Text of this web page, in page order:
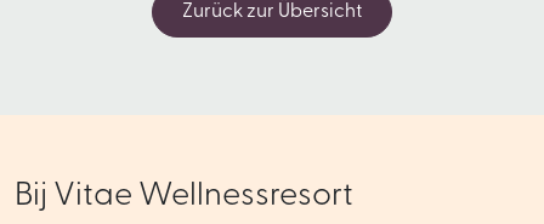
Zurück zur Übersicht
Bij Vitae Wellnessresort